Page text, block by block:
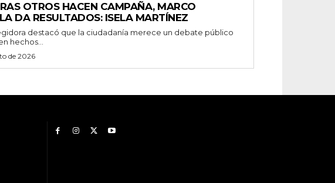
OTROS HACEN CAMPAÑA, MARCO
DA RESULTADOS: ISELA MARTÍNEZ
hechos...
de 2026